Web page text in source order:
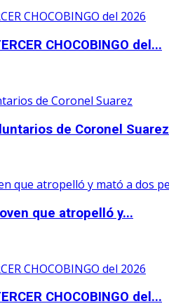
CHOCOBINGO del...
de Coronel Suarez
que atropelló y...
CHOCOBINGO del...